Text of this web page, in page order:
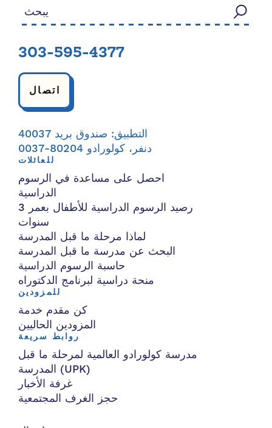
303-595-4377
اتصال
التطبيق: صندوق بريد 40037
دنفر، كولورادو 80204-0037
للعائلات
احصل على مساعدة في الرسوم
الدراسية
رصيد الرسوم الدراسية للأطفال بعمر 3
سنوات
لماذا مرحلة ما قبل المدرسة
البحث عن مدرسة ما قبل المدرسة
حاسبة الرسوم الدراسية
منحة دراسية لبرنامج الدكتوراه
للمزودين
كن مقدم خدمة
المزودين الحاليين
روابط سريعة
مدرسة كولورادو العالمية لمرحلة ما قبل
المدرسة (UPK)
غرفة الأخبار
حجز الغرف المجتمعية